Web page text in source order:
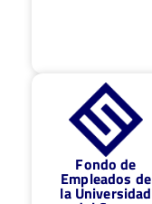
Fondo de
Empleados de
la Universidad